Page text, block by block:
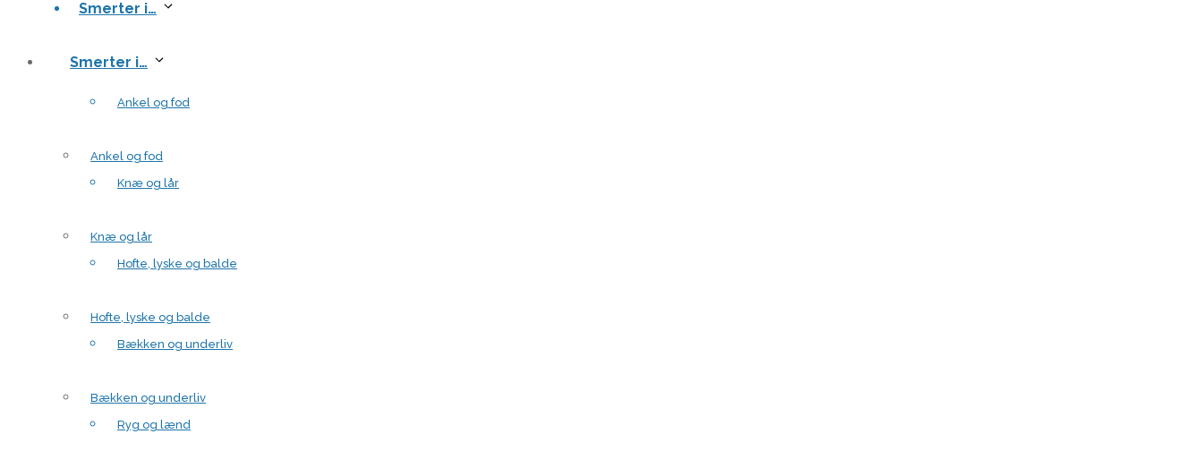
Smerter i…
Ankel og fod
Knæ og lår
Hofte, lyske og balde
Bækken og underliv
Ryg og lænd
Smerter i…
Ankel og fod
Knæ og lår
Hofte, lyske og balde
Bækken og underliv